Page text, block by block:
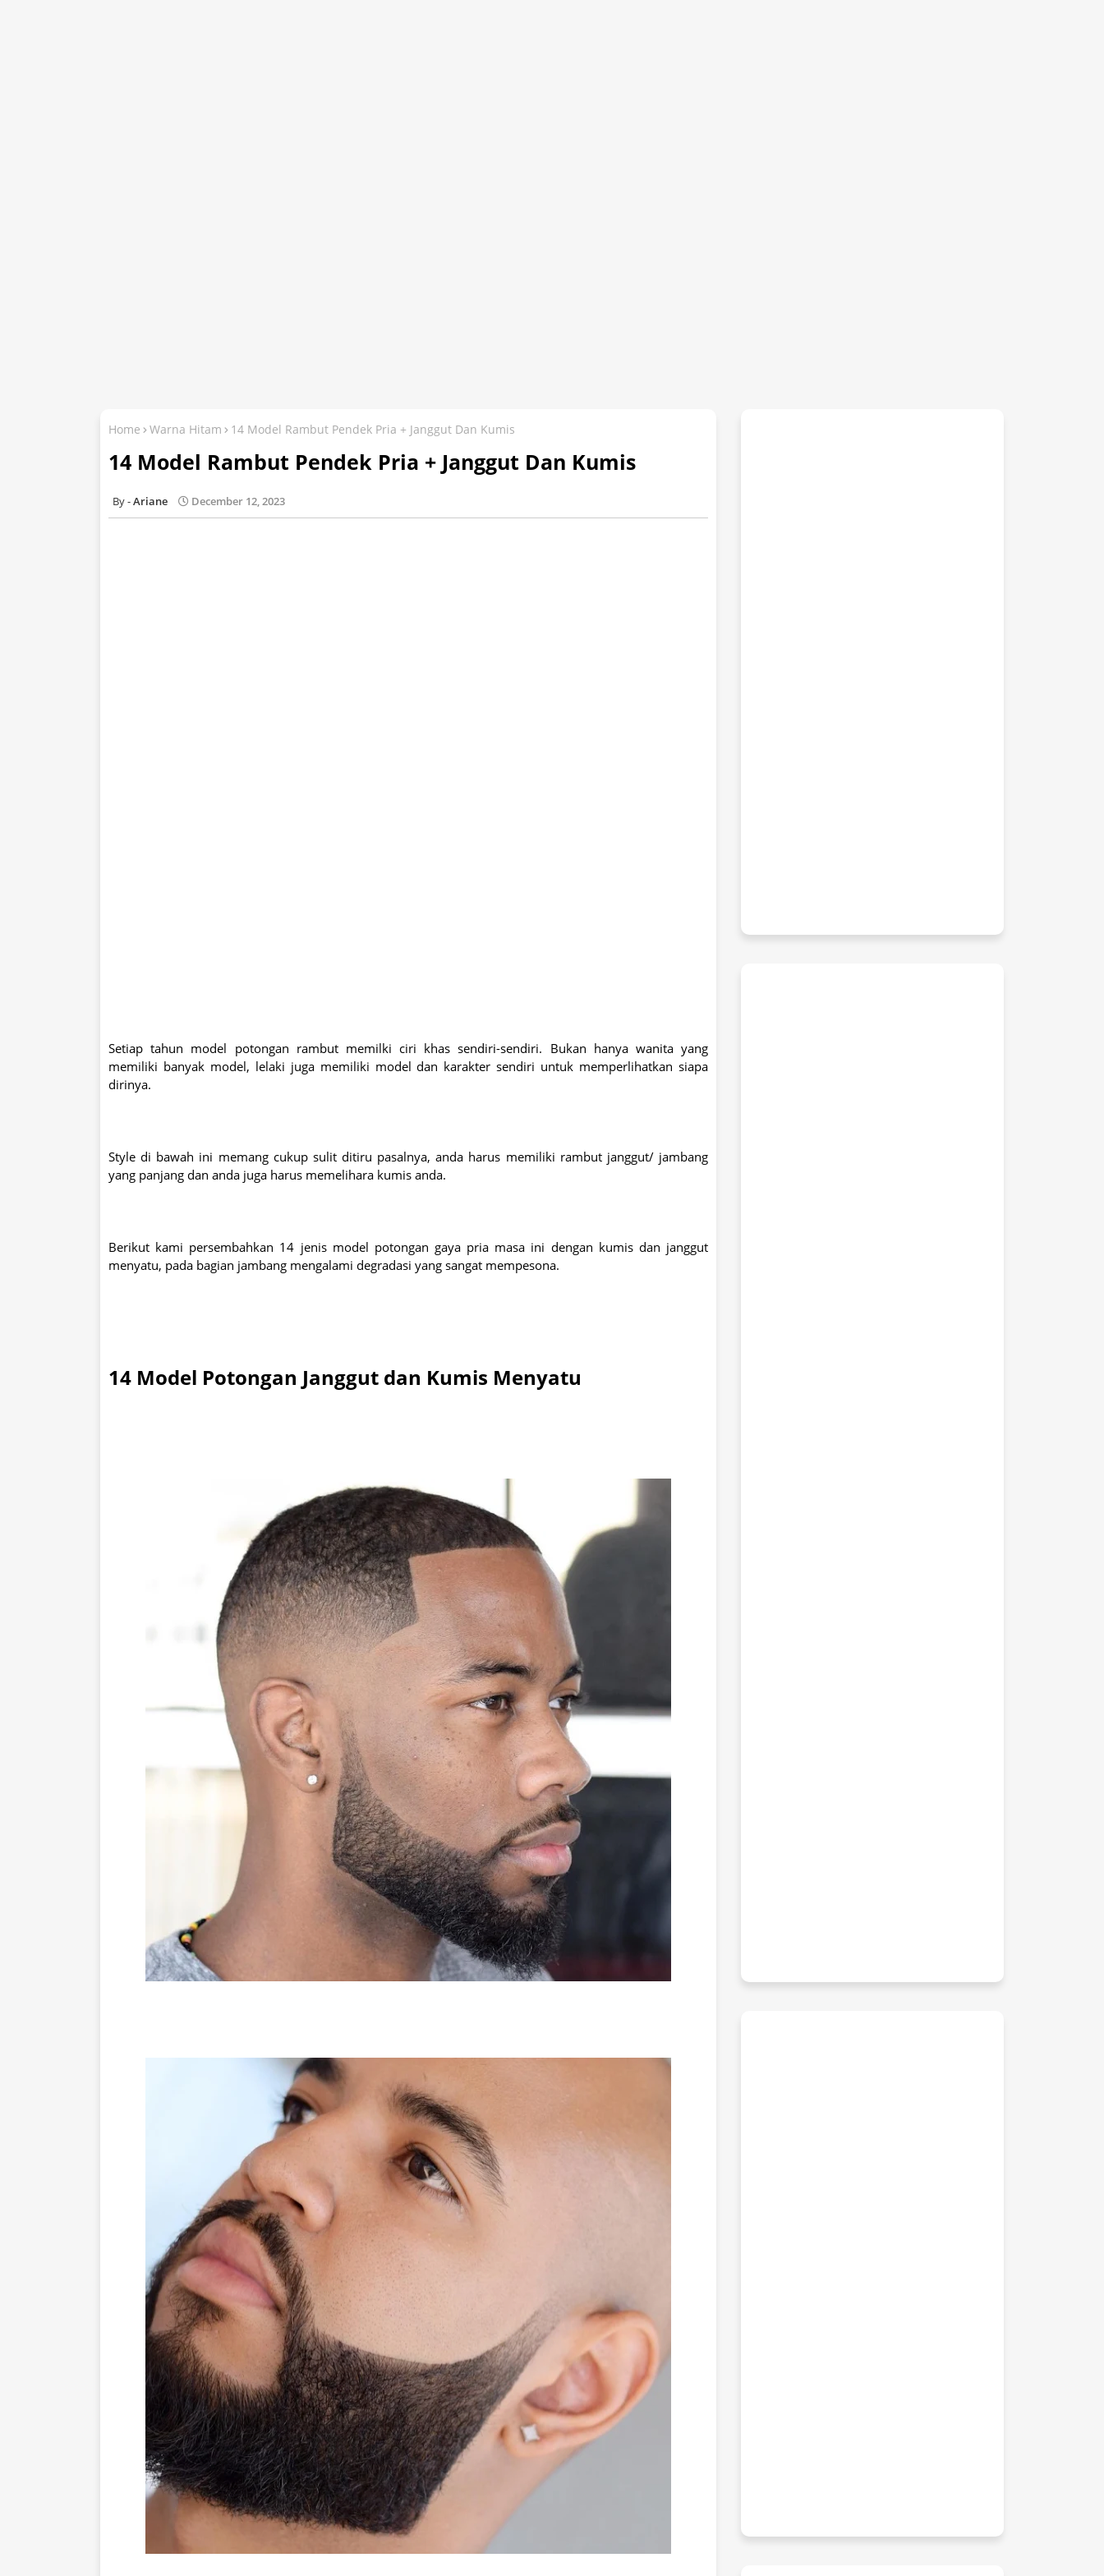
Home Warna Hitam 14 Model Rambut Pendek Pria + Janggut Dan Kumis
14 Model Rambut Pendek Pria + Janggut Dan Kumis
Ariane December 12, 2023
Setiap tahun model potongan rambut memilki ciri khas sendiri-sendiri. Bukan hanya wanita yang
memiliki banyak model, lelaki juga memiliki model dan karakter sendiri untuk memperlihatkan siapa
dirinya.
Style di bawah ini memang cukup sulit ditiru pasalnya, anda harus memiliki rambut janggut/ jambang
yang panjang dan anda juga harus memelihara kumis anda.
Berikut kami persembahkan 14 jenis model potongan gaya pria masa ini dengan kumis dan janggut
menyatu, pada bagian jambang mengalami degradasi yang sangat mempesona.
14 Model Potongan Janggut dan Kumis Menyatu